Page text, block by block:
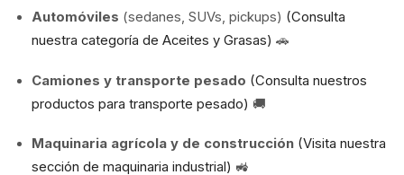
Automóviles (sedanes, SUVs, pickups) (Consulta
nuestra categoría de Aceites y Grasas) 🚗
Camiones y transporte pesado (Consulta nuestros
productos para transporte pesado) 🚚
Maquinaria agrícola y de construcción (Visita nuestra
sección de maquinaria industrial) 🚜